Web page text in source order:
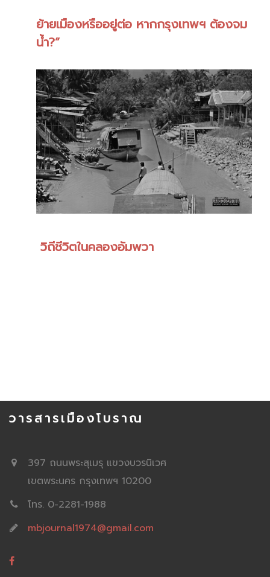
ย้ายเมืองหรืออยู่ต่อ หากกรุงเทพฯ ต้องจม
น้ำ?”
วิถีชีวิตในคลองอัมพวา
วารสารเมืองโบราณ
397 ถนนพระสุเมรุ แขวงบวรนิเวศ
เขตพระนคร กรุงเทพฯ 10200
โทร. 0-2281-1988
mbjournal1974@gmail.com